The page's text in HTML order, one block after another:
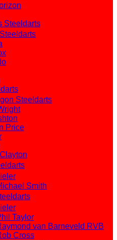
Steeldarts
Steeldarts
Price
Smith
Taylor
van Barneveld RVB
Cross